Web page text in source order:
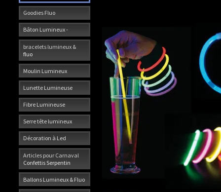
Goodies Fluo
Bâton Lumineux -
bracelets lumineux &
fluo
Moulin Lumineux
Lunette Lumineuse
Fibre Lumineuse
Serre tête lumineux
Décoration à Led
Articles pour Carnaval
Confettis Serpentin
Ballons Lumineux & Fluo